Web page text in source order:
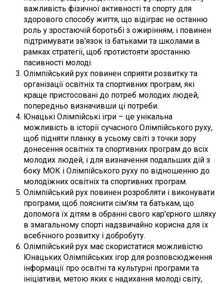
важливість фізичної активності та спорту для
здорового способу життя, що відіграє не останню
роль у зростаючій боротьбі з ожирінням, і повинен
підтримувати зв'язок із батьками та школами в
рамках стратегії, щоб протистояти зростанню
пасивності молоді.
Олімпійський рух повинен сприяти розвитку та
організації освітніх та спортивних програм, які
краще пристосовані до потреб молодих людей,
попередньо визначивши ці потреби.
Юнацькі Олімпійські ігри – це унікальна
можливість в історії сучасного Олімпійського руху,
щоб підняти планку в усьому світі з точки зору
донесення освітніх та спортивних програм до всіх
молодих людей, і для визначення подальших дій з
боку МОК і Олімпійського руху по відношенню до
молодіжних освітніх та спортивних програм.
Олімпійський рух повинен розробляти і виконувати
програми, щоб пояснити сім'ям та батькам, що
допомога їх дітям в обранні свого кар'єрного шляху
в змагальному спорті надзвичайно корисна для їх
всебічного розвитку і добробуту.
Олімпійський рух має скористатися можливістю
Юнацьких Олімпійських ігор для розповсюдження
інформації про освітні та культурні програми та
ініціативи, метою яких є надихання молоді світу,